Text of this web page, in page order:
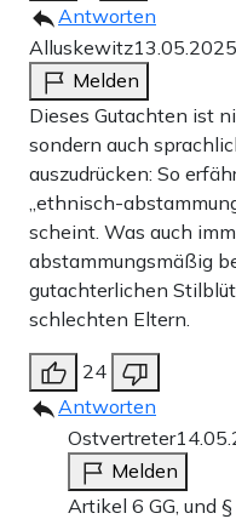
Antworten
Alluskewitz
Melden
Dieses Gutachten ist
sondern auch
auszudrücken: So
„ethnisch-
scheint. Was auch
abstammungsmäßig
gutachterlichen
schlechten Eltern.
24
Antworten
Ostvertreter
Melden
Artikel 6 GG, und